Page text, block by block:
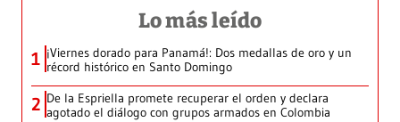
Lo más leído
1 ¡Viernes dorado para Panamá!: Dos medallas de oro y un
récord histórico en Santo Domingo
2 De la Espriella promete recuperar el orden y declara
agotado el diálogo con grupos armados en Colombia